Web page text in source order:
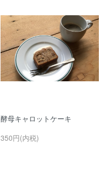
酵母キャロットケーキ
350円(内税)